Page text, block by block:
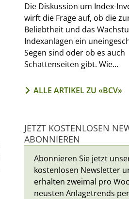
Die Diskussion um Index-
wirft die Frage auf, ob die
Beliebtheit und das
Indexanlagen ein
Segen sind oder ob es auch
Schattenseiten gibt. Wie...
ALLE ARTIKEL ZU «BCV»
JETZT KOSTENLOSEN
ABONNIEREN
Abonnieren Sie jetzt
kostenlosen Newsletter
erhalten zweimal pro
neusten Anlagetrends